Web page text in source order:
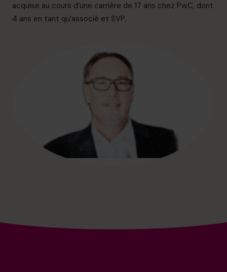
acquise au cours d’une carrière de 17 ans chez PwC, dont
4 ans en tant qu’associé et SVP.